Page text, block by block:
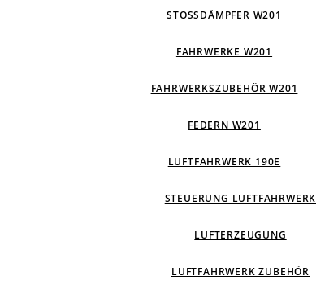
STOSSDÄMPFER W201
FAHRWERKE W201
FAHRWERKSZUBEHÖR W201
FEDERN W201
LUFTFAHRWERK 190E
STEUERUNG LUFTFAHRWERK
LUFTERZEUGUNG
LUFTFAHRWERK ZUBEHÖR